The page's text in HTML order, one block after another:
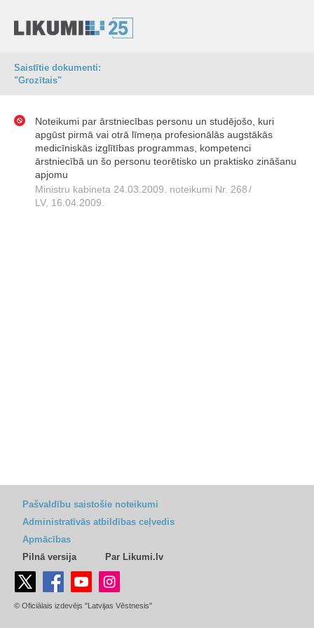
Saistītie dokumenti:
"Grozītais"
Noteikumi par ārstniecības personu un studējošo, kuri
apgūst pirmā vai otrā līmeņa profesionālās augstākās
medicīniskās izglītības programmas, kompetenci
ārstniecībā un šo personu teorētisko un praktisko zināšanu
apjomu
Ministru kabineta 24.03.2009. noteikumi Nr. 268/
LV, 16.04.2009.
Pašvaldību saistošie noteikumi
Administratīvās atbildības ceļvedis
Apmācības
Pilnā versija
Par Likumi.lv
© Oficiālais izdevējs "Latvijas Vēstnesis"